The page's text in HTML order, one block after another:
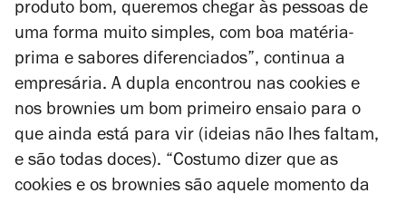
produto bom, queremos chegar às pessoas de
uma forma muito simples, com boa matéria-
prima e sabores diferenciados”, continua a
empresária. A dupla encontrou nas cookies e
nos brownies um bom primeiro ensaio para o
que ainda está para vir (ideias não lhes faltam,
e são todas doces). “Costumo dizer que as
cookies e os brownies são aquele momento da